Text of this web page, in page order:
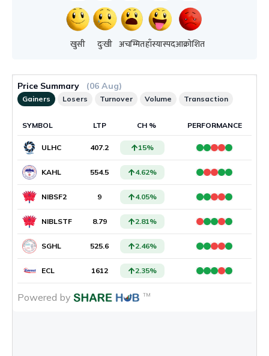
खुसी दुःखी अचम्मितहाँस्यास्पदआक्रोशित